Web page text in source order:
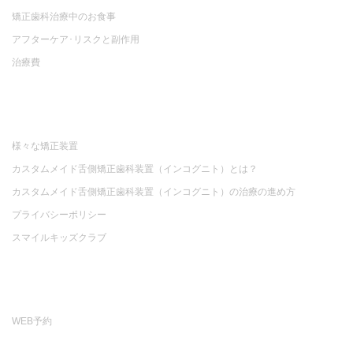
矯正歯科治療中のお食事
アフターケア･リスクと副作用
治療費
様々な矯正装置
カスタムメイド舌側矯正歯科装置（インコグニト）とは？
カスタムメイド舌側矯正歯科装置（インコグニト）の治療の進め方
プライバシーポリシー
スマイルキッズクラブ
WEB予約